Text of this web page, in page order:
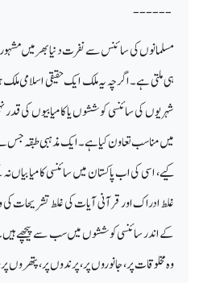
------
مسلمانوں کی سائنس سے نفرت دنیا بھر میں
ہی ملتی ہے۔ اگرچہ یہ ملک ایک حقیقی اسلامی
شہریوں کی سائنسی کوششوں یا کامیابیوں کی
میں مناسب تعاون کیا ہے۔ ایک مذہبی طبقہ جس
کیے، اسی کی اب پاکستان میں سائنسی
غلط ادراک اور قرآنی آیات کی غلط تشریحات کی
کے اندر سائنسی کوششوں میں سب سے پیچھے
وہ مخلوقات پر، جانوروں پر، پرندوں پر، پتھروں